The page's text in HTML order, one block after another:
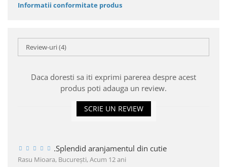
Informatii conformitate produs
Review-uri(4)
Daca doresti sa iti exprimi parerea despre acest
produs poti adauga un review.
SCRIE UN REVIEW
.Splendid aranjamentul din cutie
Rasu Mioara, Bucureşti,Acum 12 ani